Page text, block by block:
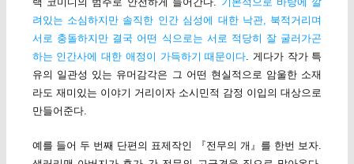
려있는 소심하지만 솔직한 인간 심성에 대한 낙관, 북적거리며
서로 충돌하지만 결국 어떤 식으로는 서로 적당히 잘 굴러가곤
하는 인간사에 대한 애정이 가득하기 때문이다. 게다가 작가 특
유의 일관성 있는 유머감각은 그 어떤 현실적으로 암울한 소재
라도 재미있는 이야기 거리이자 소시민적 감정 이입의 대상으로
만들어준다.
예를 들어 두 번째 단편의 표제작인 『전무의 개』를 한번 보자.